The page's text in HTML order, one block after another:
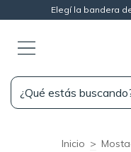
Elegí la bandera
Inicio >